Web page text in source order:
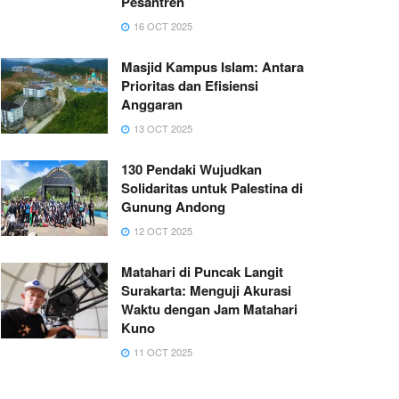
16 OCT 2025
Masjid Kampus Islam: Antara
Prioritas dan Efisiensi
Anggaran
13 OCT 2025
130 Pendaki Wujudkan
Solidaritas untuk Palestina di
Gunung Andong
12 OCT 2025
Matahari di Puncak Langit
Surakarta: Menguji Akurasi
Waktu dengan Jam Matahari
Kuno
11 OCT 2025